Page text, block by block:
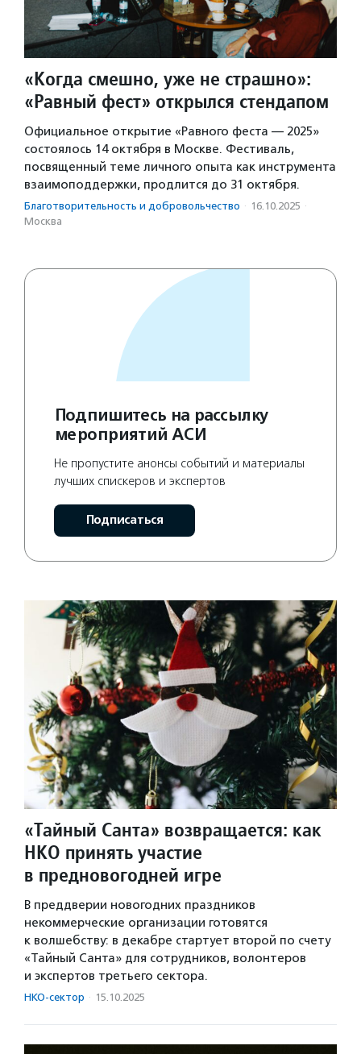
«Когда смешно, уже не страшно»:
«Равный фест» открылся стендапом
Официальное открытие «Равного феста — 2025»
состоялось 14 октября в Москве. Фестиваль,
посвященный теме личного опыта как инструмента
взаимоподдержки, продлится до 31 октября.
Благотвори­тель­ность и доброволь­чест­во · 16.10.2025 ·
Москва
Подпишитесь на рассылку
мероприятий АСИ
Не пропустите анонсы событий и материалы
лучших спискеров и экспертов
Подписаться
«Тайный Санта» возвращается: как
НКО принять участие
в предновогодней игре
В преддверии новогодних праздников
некоммерческие организации готовятся
к волшебству: в декабре стартует второй по счету
«Тайный Санта» для сотрудников, волонтеров
и экспертов третьего сектора.
НКО-сектор · 15.10.2025